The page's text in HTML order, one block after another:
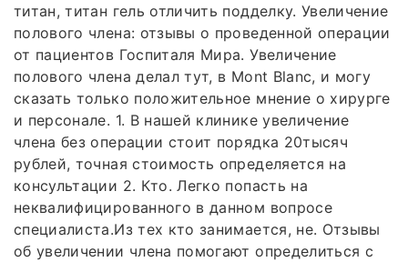
титан, титан гель отличить подделку. Увеличение
полового члена: отзывы о проведенной операции
от пациентов Госпиталя Мира. Увеличение
полового члена делал тут, в Mont Blanc, и могу
сказать только положительное мнение о хирурге
и персонале. 1. В нашей клинике увеличение
члена без операции стоит порядка 20тысяч
рублей, точная стоимость определяется на
консультации 2. Кто. Легко попасть на
неквалифицированного в данном вопросе
специалиста.Из тех кто занимается, не. Отзывы
об увеличении члена помогают определиться с